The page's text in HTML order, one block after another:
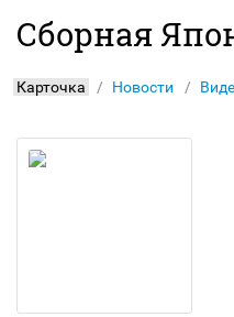
Сборная
Карточка Новости